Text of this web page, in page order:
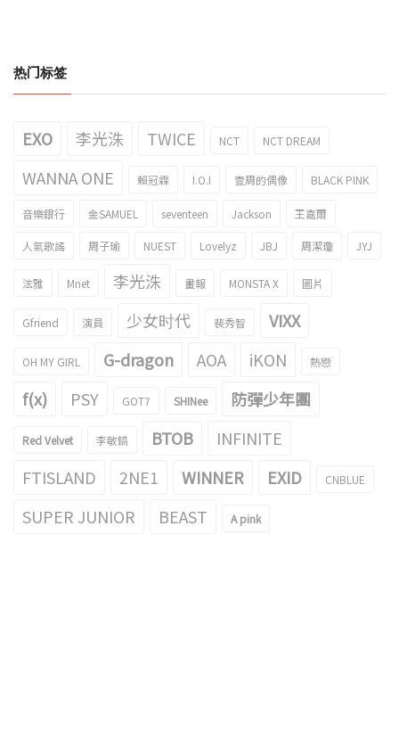
热门标签
EXO 李光洙 TWICE NCT NCT DREAM
WANNA ONE 賴冠霖 I.O.I 壹周的偶像 BLACK PINK
音樂銀行 金SAMUEL seventeen Jackson 王嘉爾
人氣歌謠 周子瑜 NUEST Lovelyz JBJ 周潔瓊 JYJ
泫雅 Mnet 李光洙 畫報 MONSTA X 圖片
Gfriend 演員 少女时代 裴秀智 VIXX
OH MY GIRL G-dragon AOA iKON 熱戀
f(x) PSY GOT7 SHINee 防彈少年團
Red Velvet 李敏鎬 BTOB
INFINITE
FTISLAND
2NE1 WINNER EXID CNBLUE
SUPER JUNIOR BEAST A pink